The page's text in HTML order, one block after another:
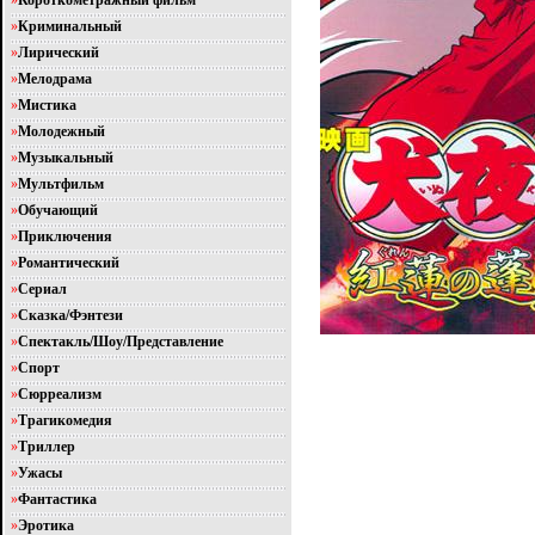
»Криминальный
»Лирический
»Мелодрама
»Мистика
»Молодежный
»Музыкальный
»Мультфильм
»Обучающий
»Приключения
»Романтический
»Сериал
»Сказка/Фэнтези
»Спектакль/Шоу/Представление
»Спорт
»Сюрреализм
»Трагикомедия
»Триллер
»Ужасы
»Фантастика
»Эротика